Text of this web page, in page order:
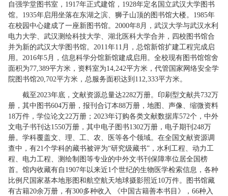
自强学堂图书室，1917年正式建馆，1928年定名国立武汉大学图书
馆。1935年启用坐落在东湖之滨、狮子山顶的图书馆大楼。1985年
在校园中心建成了一座新图书馆。2000年8月，武汉大学与武汉水利
电力大学、武汉测绘科技大学、湖北医科大学合并，四校图书馆合
并为新的武汉大学图书馆。2011年11月，总馆新馆扩建工程完成启
用。2016年5月，信息科学分馆新馆建成启用。全校现有图书馆馆舍
面积为77,389平方米，资料室为14,242平方米，代管国家网络安全学
院图书馆20,702平方米，总服务面积达到112,333平方米。
截至2023年底，文献资源总量达2282万册。印刷型文献共732万
册，其中图书604万册，报刊合订本88万册，地图、声像、缩微资料
18万件，学位论文22万册；2023年订购各类文献数据库572个，中外
文电子书刊达1550万册，其中电子图书1302万册，电子期刊248万
册。学科覆盖文、理、工、农、医等各个领域。在全国文献资源调
查中，有21个学科的藏书被评为“研究级藏书”，水利工程、动力工
程、电力工程、测绘制图等专业的中外文书刊保障率位居全国榜
首。馆内收藏有自1907年以来近1个世纪的生物医学检索信息，各种
比例尺国家基本地形图和航空航天地球摄影照近10万件。图书馆藏
有古籍20余万册，有300多种收入 《中国古籍善本书目》，66种入